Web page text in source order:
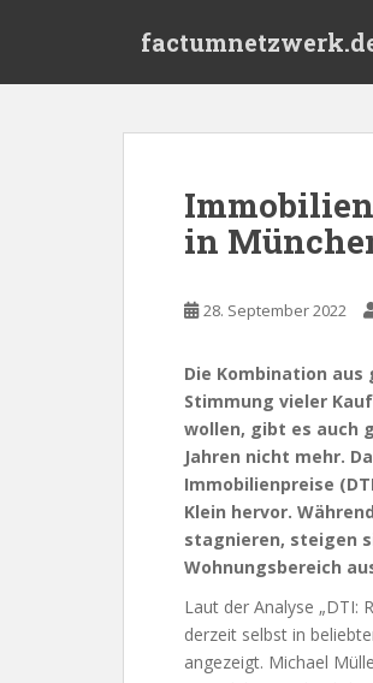
in
28. September 2022
Die Kombination
Stimmung vieler
wollen, gibt es auch
Jahren nicht mehr.
Immobilienpreise
Klein hervor.
stagnieren, steigen
Wohnungsbereich
Laut der Analyse „DTI:
derzeit selbst in
angezeigt. Michael